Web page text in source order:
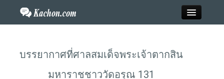
Home
บรรยากาศที่ศาลสมเด็จพระเจ้าตากสิน
มหาราชชาววัดอรุณ 131